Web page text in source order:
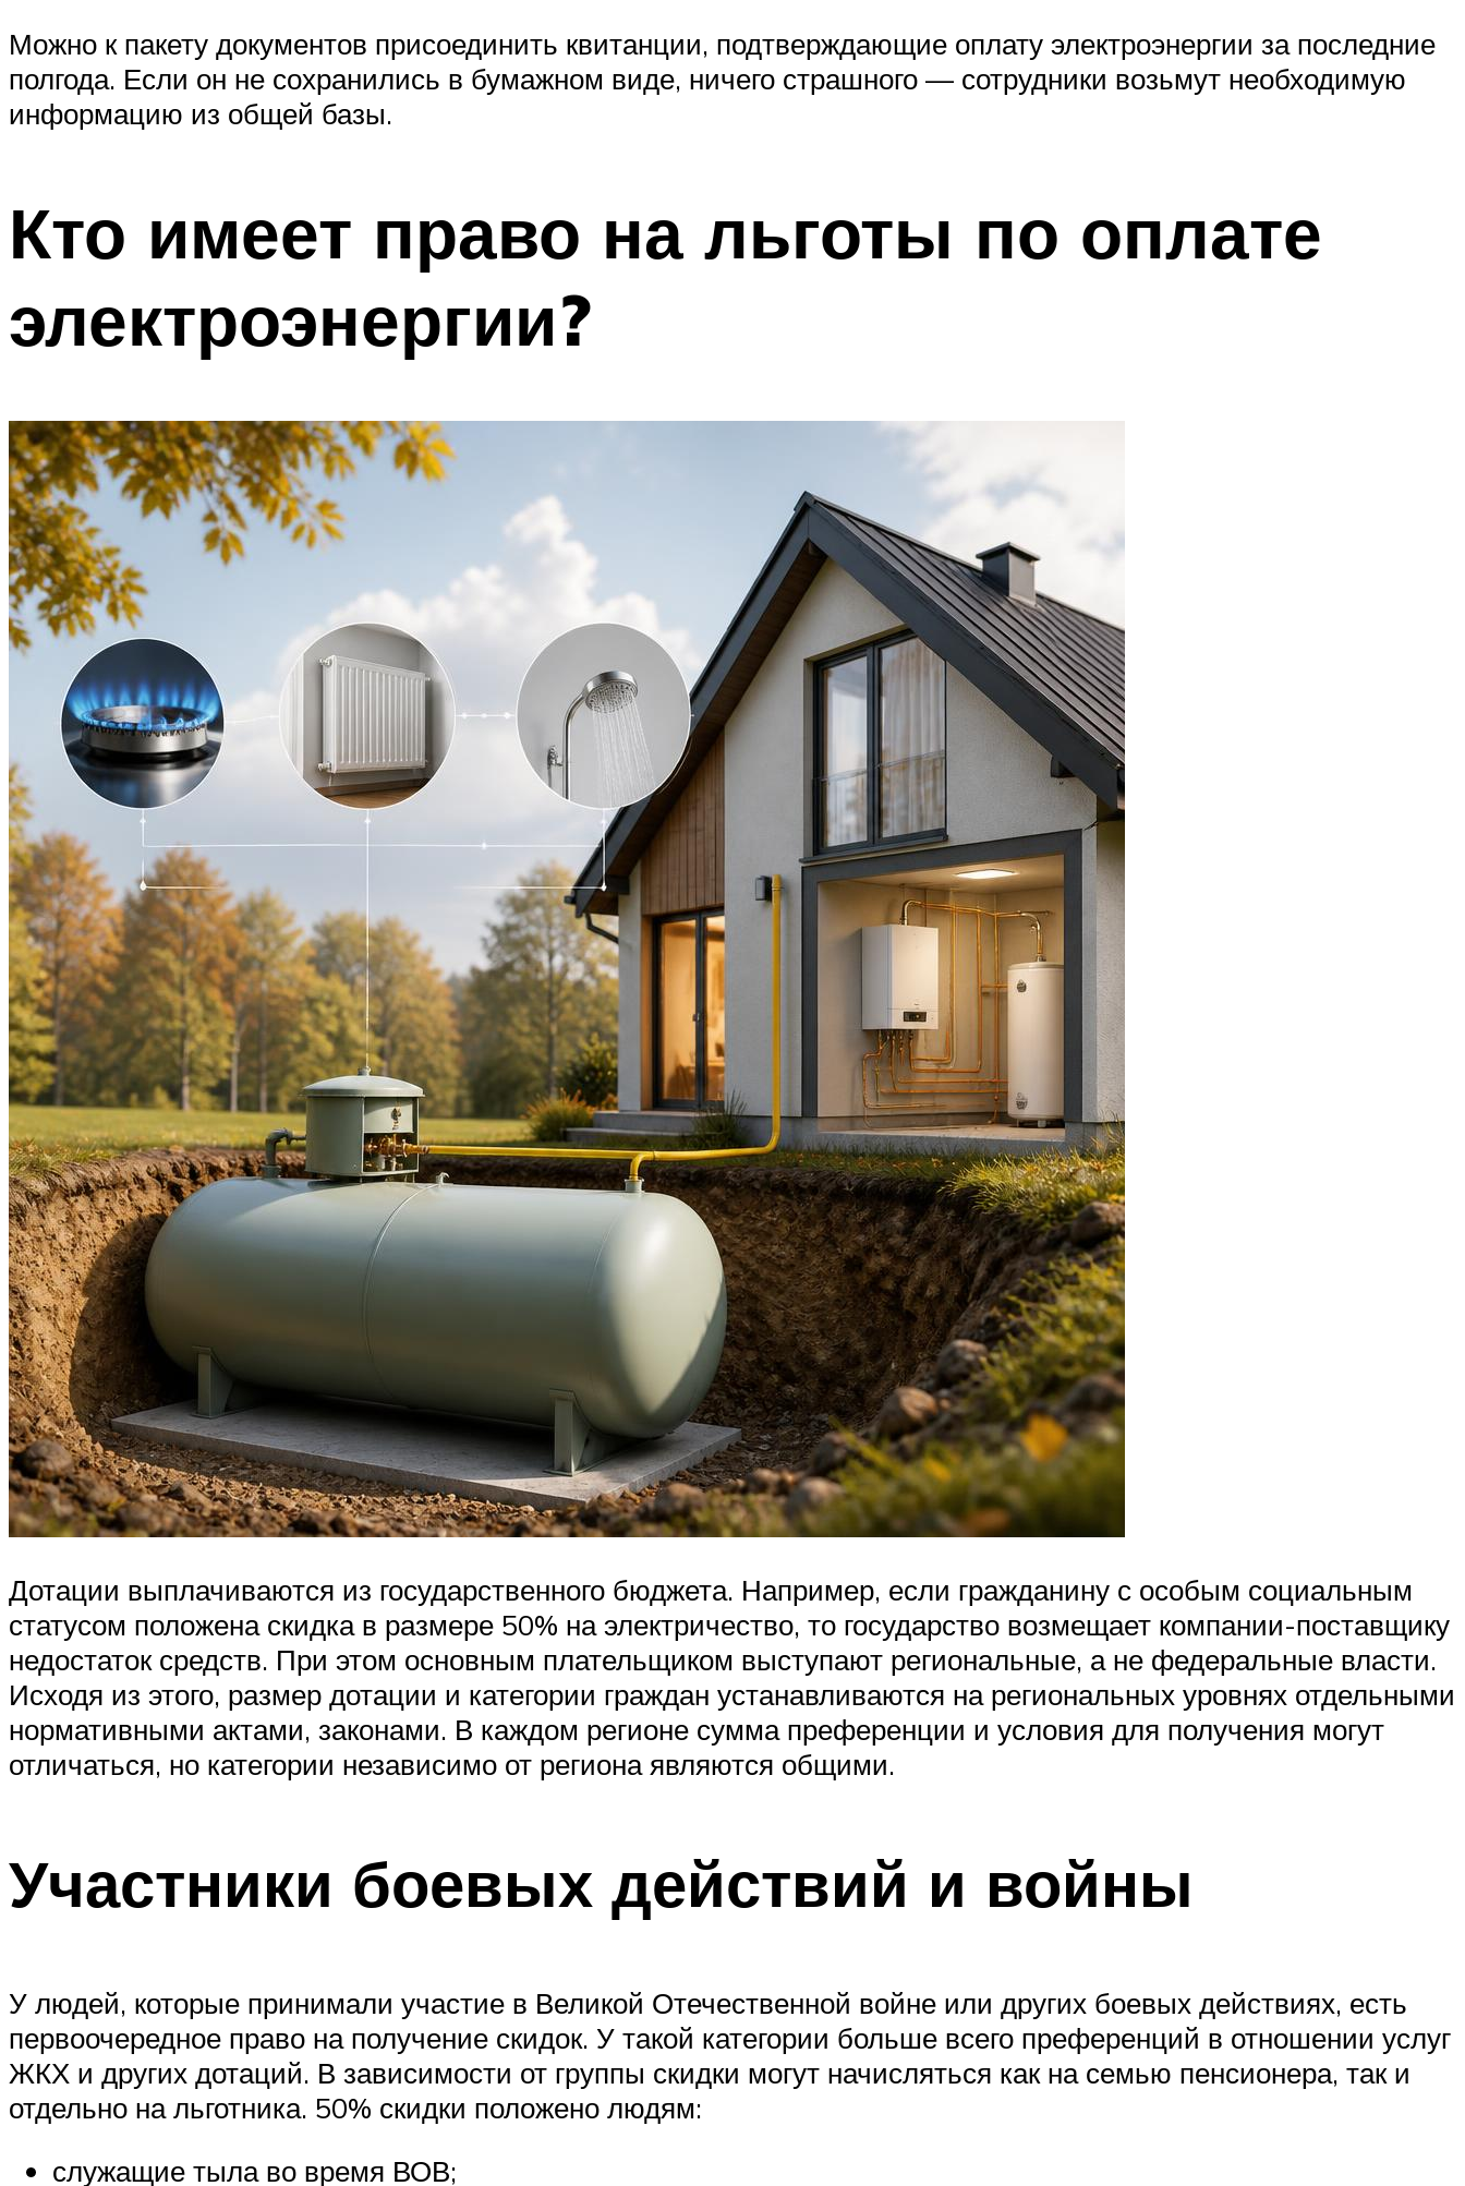
Можно к пакету документов присоединить квитанции, подтверждающие оплату электроэнергии за последние
полгода. Если он не сохранились в бумажном виде, ничего страшного — сотрудники возьмут необходимую
информацию из общей базы.
Кто имеет право на льготы по оплате
электроэнергии?
Дотации выплачиваются из государственного бюджета. Например, если гражданину с особым социальным
статусом положена скидка в размере 50% на электричество, то государство возмещает компании-поставщику
недостаток средств. При этом основным плательщиком выступают региональные, а не федеральные власти.
Исходя из этого, размер дотации и категории граждан устанавливаются на региональных уровнях отдельными
нормативными актами, законами. В каждом регионе сумма преференции и условия для получения могут
отличаться, но категории независимо от региона являются общими.
Участники боевых действий и войны
У людей, которые принимали участие в Великой Отечественной войне или других боевых действиях, есть
первоочередное право на получение скидок. У такой категории больше всего преференций в отношении услуг
ЖКХ и других дотаций. В зависимости от группы скидки могут начисляться как на семью пенсионера, так и
отдельно на льготника. 50% скидки положено людям:
служащие тыла во время ВОВ;